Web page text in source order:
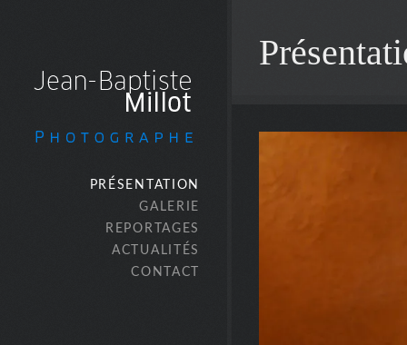
PRÉSENTATION
GALERIE
REPORTAGES
ACTUALITÉS
CONTACT